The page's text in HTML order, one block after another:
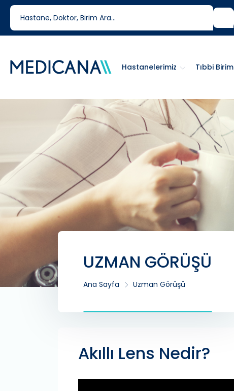
444 6 334
Tıbbi
Hastanelerimiz
UZMAN GÖRÜŞÜ
Ana Sayfa Uzman Görüşü
Akıllı Lens Nedir?